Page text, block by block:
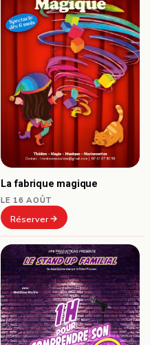
La fabrique magique
LE 16 AOÛT
Réserver